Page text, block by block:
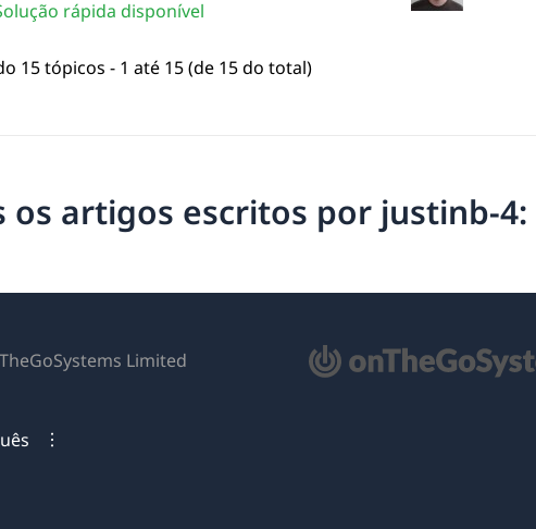
rápida disponível
15 tópicos - 1 até 15 (de 15 do total)
os artigos escritos por justinb-4:
Limited